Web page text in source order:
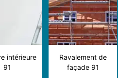
intérieure
91
Ravalement de
façade 91